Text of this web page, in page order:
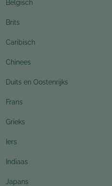
Belgisch
Brits
Caribisch
Chinees
Duits en Oostenrijks
Frans
Grieks
Iers
Indiaas
Japans